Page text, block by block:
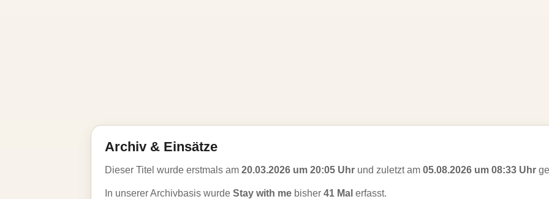
Archiv & Einsätze
Dieser Titel wurde erstmals am 20.03.2026 um 20:05 Uhr und zuletzt am 05.08.2026 um 08:33 Uhr
In unserer Archivbasis wurde Stay with me bisher 41 Mal erfasst.